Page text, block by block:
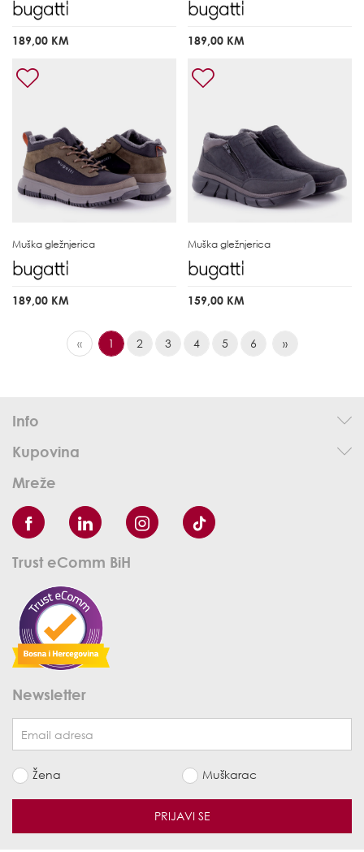
189,00 KM 189,00 KM
Muška gležnjerica
189,00 KM
Muška gležnjerica
159,00 KM
« 1 2 3 4 5 6 »
Info
Kupovina
Mreže
Trust eComm BiH
Newsletter
Žena Muškarac
PRIJAVI SE